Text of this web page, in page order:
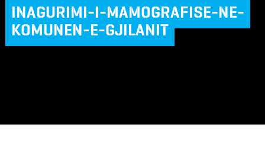
INAGURIMI-I-MAMOGRAFISE-NE-
KOMUNEN-E-GJILANIT